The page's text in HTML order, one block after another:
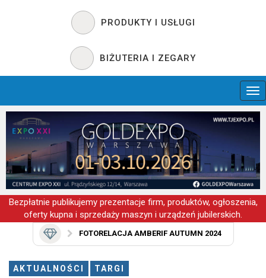
PRODUKTY I USŁUGI
BIŻUTERIA I ZEGARY
Bezpłatnie publikujemy prezentacje firm, produktów, ogłoszenia,
oferty kupna i sprzedaży maszyn i urządzeń jubilerskich.
FOTORELACJA AMBERIF AUTUMN 2024
AKTUALNOŚCI TARGI